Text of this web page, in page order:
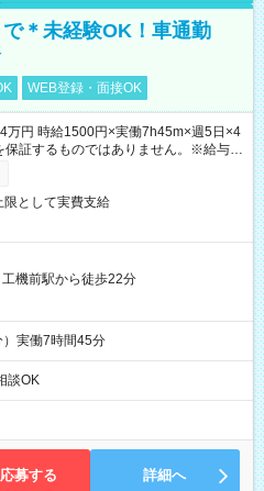
で＊未経験OK！車通勤
WEB登録・面接OK
円 時給1500円×実働7h45m×週5日×4
証するものではありません。※給与即
利用条件有）
限として実費支給
工機前駅から徒歩22分
実働7時間45分
OK
応募する 詳細へ